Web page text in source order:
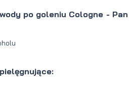
po goleniu Cologne - Pan